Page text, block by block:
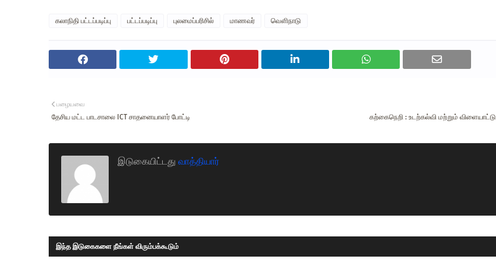
கலாநிதி பட்டப்படிப்பு பட்டப்படிப்பு புலமைப்பரிசில் மாணவர் வௌிநாடு
கற்கைநெறி : உடற்கல்வி மற்றும்
பழையவை
தேசிய மட்ட பாடசாலை ICT சாதனையாளர் போட்டி
இடுகையிட்டது வாத்தியார்
இந்த இடுகைகளை நீங்கள் விரும்பக்கூடும்